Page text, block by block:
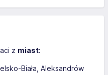
z miast:
Biała Aleksandrów